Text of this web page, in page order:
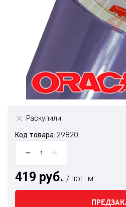
Раскупили
Код товара: 29820
419 руб. / пог. м.